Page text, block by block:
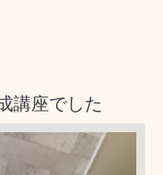
講座でした